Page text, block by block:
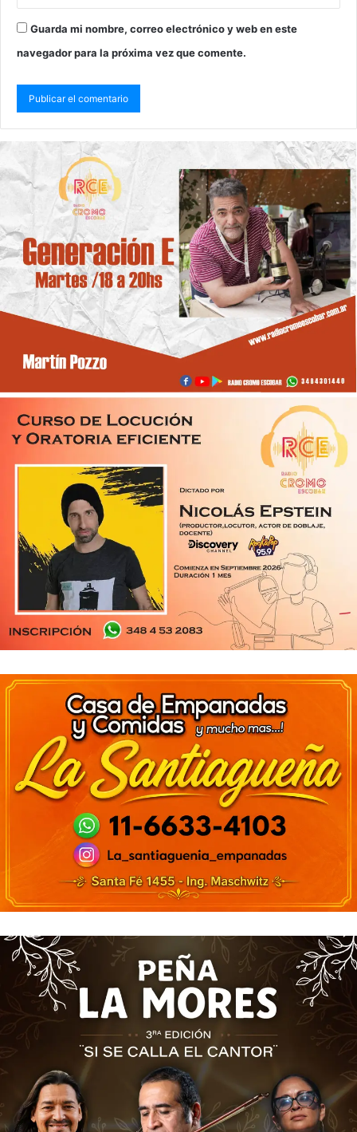
Guarda mi nombre, correo electrónico y web en este
navegador para la próxima vez que comente.